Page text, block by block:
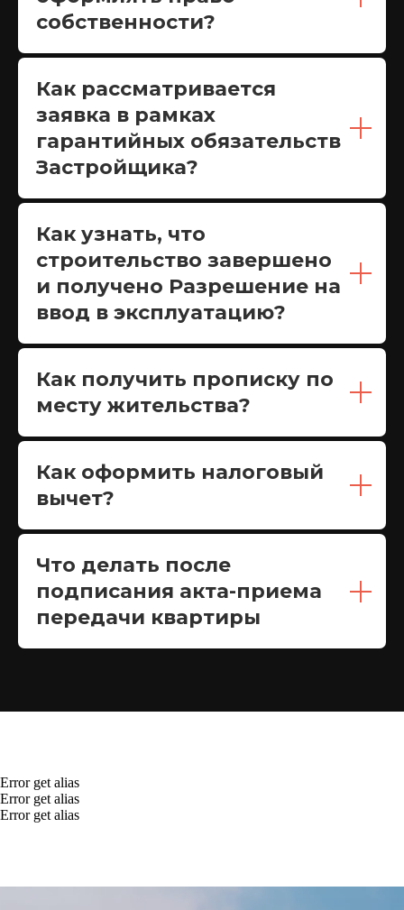
собственности?
Как рассматривается
заявка в рамках
гарантийных обязательств
Застройщика?
Как узнать, что
строительство завершено
и получено Разрешение на
ввод в эксплуатацию?
Как получить прописку по
месту жительства?
Как оформить налоговый
вычет?
Что делать после
подписания акта-приема
передачи квартиры
Error get alias
Error get alias
Error get alias